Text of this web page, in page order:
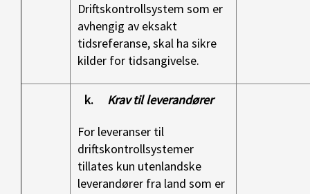
Driftskontrollsystem som er
avhengig av eksakt
tidsreferanse, skal ha sikre
kilder for tidsangivelse.
k.
Krav til leverandører
For leveranser til
driftskontrollsystemer
tillates kun utenlandske
leverandører fra land som er